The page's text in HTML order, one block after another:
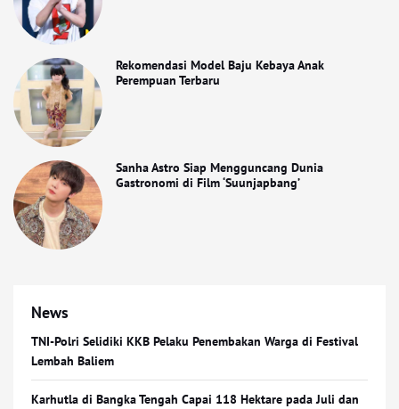
Rekomendasi Model Baju Kebaya Anak
Perempuan Terbaru
Sanha Astro Siap Mengguncang Dunia
Gastronomi di Film ‘Suunjapbang’
News
TNI-Polri Selidiki KKB Pelaku Penembakan Warga di Festival
Lembah Baliem
Karhutla di Bangka Tengah Capai 118 Hektare pada Juli dan